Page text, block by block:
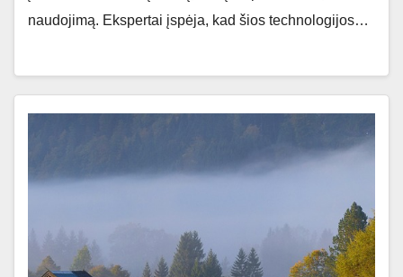
naudojimą. Ekspertai įspėja, kad šios technologijos…